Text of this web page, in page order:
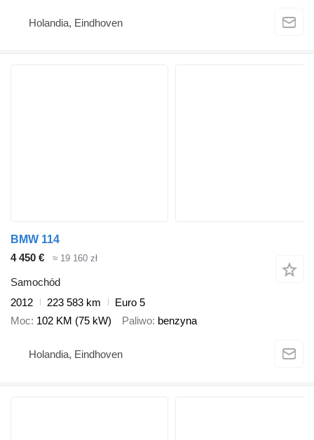
Holandia, Eindhoven
BMW 114
4 450 €
≈ 19 160 zł
Samochód
2012
223 583 km
Euro 5
Moc 102 KM (75 kW) Paliwo benzyna
Holandia, Eindhoven